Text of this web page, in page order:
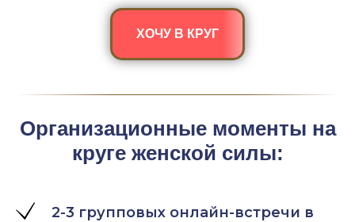
ХОЧУ В КРУГ
Организационные моменты на
круге женской силы:
2-3 групповых онлайн-встречи в